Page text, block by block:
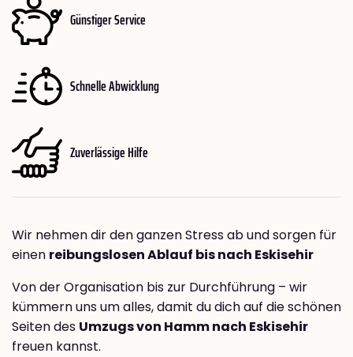
Günstiger Service
Schnelle Abwicklung
Zuverlässige Hilfe
Wir nehmen dir den ganzen Stress ab und sorgen für
einen reibungslosen Ablauf bis nach Eskisehir
Von der Organisation bis zur Durchführung – wir
kümmern uns um alles, damit du dich auf die schönen
Seiten des Umzugs von Hamm nach Eskisehir
freuen kannst.